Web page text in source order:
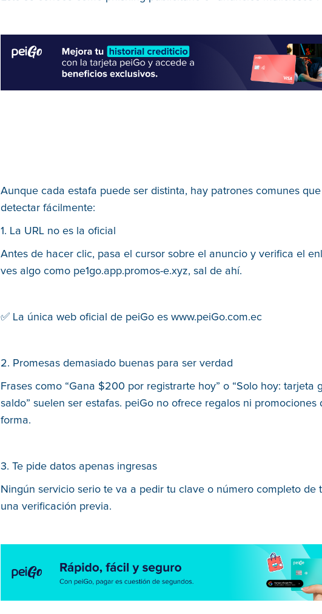
Aunque cada estafa puede ser distinta, hay patrones comunes
detectar fácilmente:
1. La URL no es la oficial
Antes de hacer clic, pasa el cursor sobre el anuncio y verifica el
ves algo como pe1go.app.promos-e.xyz, sal de ahí.
✅ La única web oficial de peiGo es www.peiGo.com.ec
2. Promesas demasiado buenas para ser verdad
Frases como “Gana $200 por registrarte hoy” o “Solo hoy: tarjeta
saldo” suelen ser estafas. peiGo no ofrece regalos ni promociones
forma.
3. Te pide datos apenas ingresas
Ningún servicio serio te va a pedir tu clave o número completo de
una verificación previa.